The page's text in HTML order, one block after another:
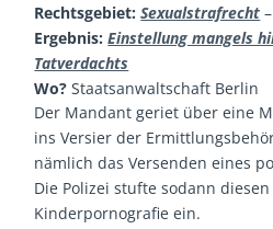
Rechtsgebiet: Sexualstrafrecht
Ergebnis: Einstellung mangels
Tatverdachts
Wo? Staatsanwaltschaft Berlin
Der Mandant geriet über eine
ins Versier der
nämlich das Versenden eines
Die Polizei stufte sodann
Kinderpornografie ein.